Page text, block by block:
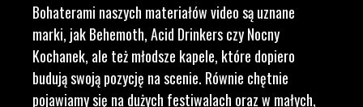
Bohaterami naszych materiałów video są uznane
marki, jak Behemoth, Acid Drinkers czy Nocny
Kochanek, ale też młodsze kapele, które dopiero
budują swoją pozycję na scenie. Równie chętnie
pojawiamy się na dużych festiwalach oraz w małych,